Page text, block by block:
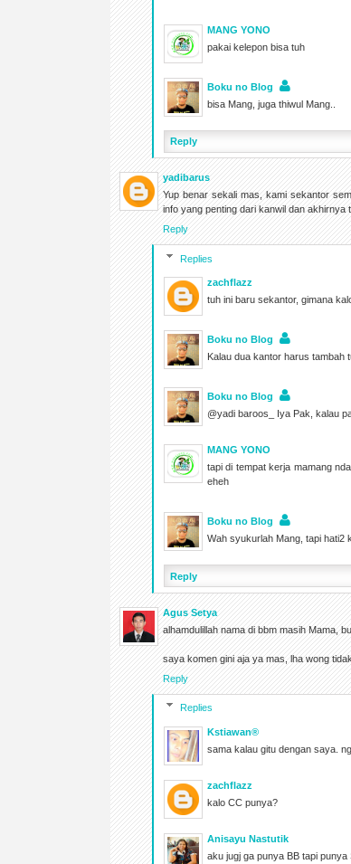
MANG YONO
pakai kelepon bisa tuh
Boku no Blog
bisa Mang, juga thiwul Mang..
Reply
yadibarus
Yup benar sekali mas, kami sekantor
info yang penting dari kanwil dan
Reply
Replies
zachflazz
tuh ini baru sekantor, gimana
Boku no Blog
Kalau dua kantor harus tambah
Boku no Blog
@yadi baroos_ Iya Pak, kalau
MANG YONO
tapi di tempat kerja mamang
eheh
Boku no Blog
Wah syukurlah Mang, tapi hati2
Reply
Agus Setya
alhamdulillah nama di bbm masih Mama,
saya komen gini aja ya mas, lha wong
Reply
Replies
Kstiawan®
sama kalau gitu dengan saya.
zachflazz
kalo CC punya?
Anisayu Nastutik
aku jugj ga punya BB tapi punya